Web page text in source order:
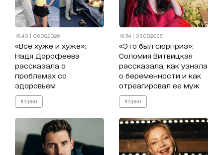
16:40 | 06.08.2026
«Все хуже и хуже»:
Надя Дорофеева
рассказала о
проблемах со
здоровьем
#зірки
16:34 | 06.08.2026
«Это был сюрприз»:
Соломия Витвицкая
рассказала, как узнала
о беременности и как
отреагировал ее муж
#зірки